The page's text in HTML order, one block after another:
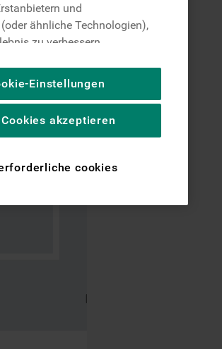
und
ähnliche Technologien),
zu verbessern
Inhalte der Website
Nutzung der Website zu
die Funktionalität der
anzubieten
Google LLC –
Einstellungen
cookies
akzeptieren